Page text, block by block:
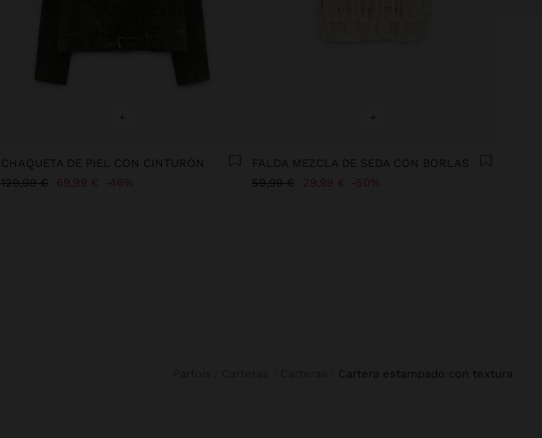
+
CHAQUETA DE PIEL CON CINTURÓN
129,99 € 69,99 € 46%
+
FALDA MEZCLA DE SEDA CON BORLAS
59,99 € 29,99 € 50%
cartera estampado con textura